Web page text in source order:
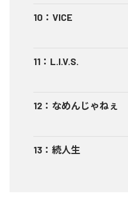
10 ： VICE
11 ： L.I.V.S.
12 ： なめんじゃねぇ
13 ： 続人生